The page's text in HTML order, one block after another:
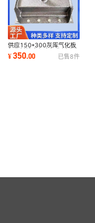
供应150*300灰库气化板
气化板锥底灰库气化板碳化
硅气化板
¥350.00 已售8件